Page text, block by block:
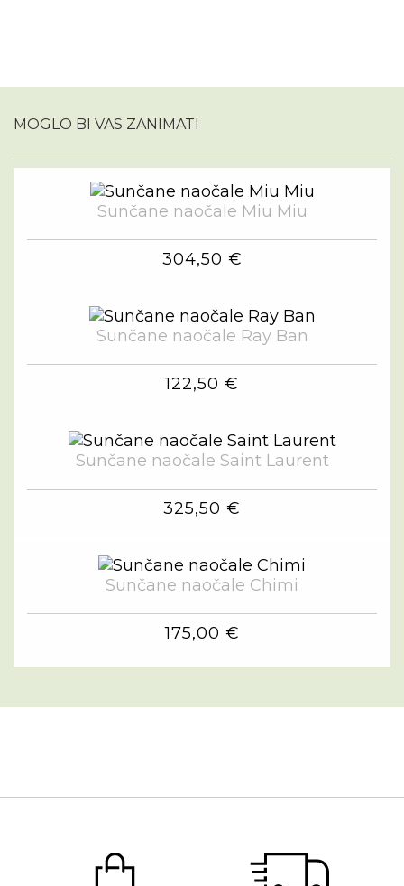
MOGLO BI VAS ZANIMATI
Sunčane naočale Miu Miu
304,50 €
Sunčane naočale Ray Ban
122,50 €
Sunčane naočale Saint Laurent
325,50 €
Sunčane naočale Chimi
175,00 €